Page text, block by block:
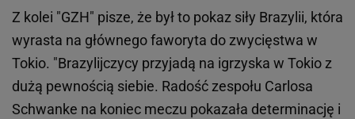
Z kolei "GZH" pisze, że był to pokaz siły Brazylii, która
wyrasta na głównego faworyta do zwycięstwa w
Tokio. "Brazylijczycy przyjadą na igrzyska w Tokio z
dużą pewnością siebie. Radość zespołu Carlosa
Schwanke na koniec meczu pokazała determinację i